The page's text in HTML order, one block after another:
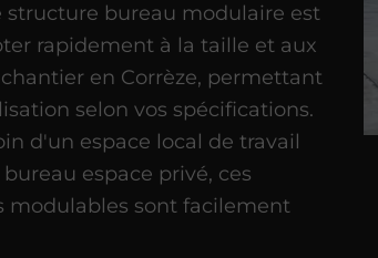
structure bureau modulaire est
rapidement à la taille et aux
en Corrèze, permettant
selon vos spécifications.
d'un espace local de travail
espace privé, ces
modulables sont facilement